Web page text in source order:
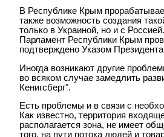
В Республике Крым
также возможность создания
только в Украиной, но и с
Парламент Республики Крым
подтверждено Указом
Иногда возникают другие
во всяком случае замедлить
Кенигсберг".
Есть проблемы и в связи с
Как известно, территория
располагается зона, не имеет
того, на пути потока людей и